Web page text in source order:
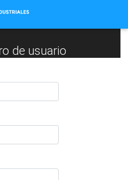
de usuario